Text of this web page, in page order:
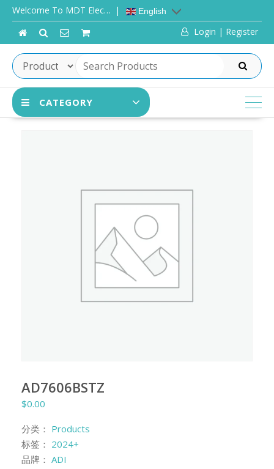
Skip
content
Welcome To MDT Elec… English
Login | Register
SEARCH
CATEGORY
AD7606BSTZ
$0.00
分类： Products
标签： 2024+
品牌： ADI